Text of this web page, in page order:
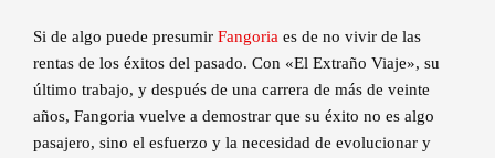
Si de algo puede presumir Fangoria es de no vivir de las
rentas de los éxitos del pasado. Con «El Extraño Viaje», su
último trabajo, y después de una carrera de más de veinte
años, Fangoria vuelve a demostrar que su éxito no es algo
pasajero, sino el esfuerzo y la necesidad de evolucionar y